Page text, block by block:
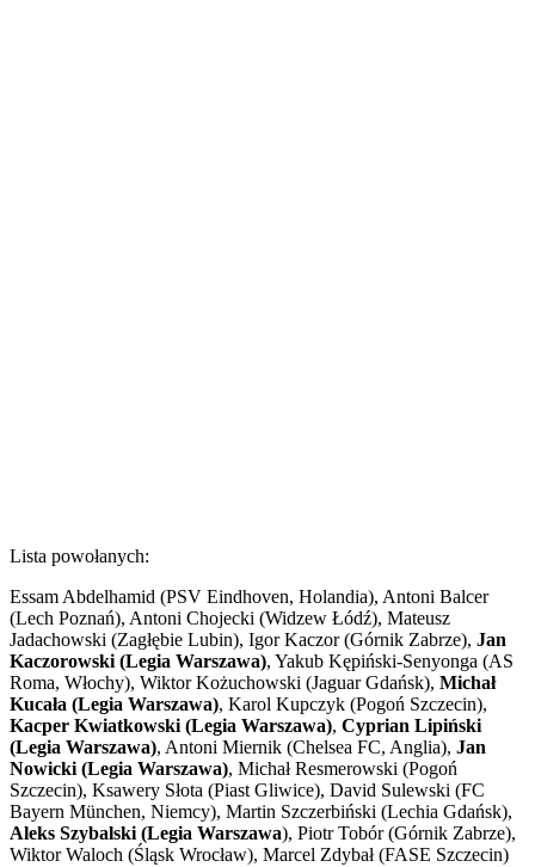
Lista powołanych:
Essam Abdelhamid (PSV Eindhoven, Holandia), Antoni Balcer
(Lech Poznań), Antoni Chojecki (Widzew Łódź), Mateusz
Jadachowski (Zagłębie Lubin), Igor Kaczor (Górnik Zabrze), Jan
Kaczorowski (Legia Warszawa), Yakub Kępiński-Senyonga (AS
Roma, Włochy), Wiktor Kożuchowski (Jaguar Gdańsk), Michał
Kucała (Legia Warszawa), Karol Kupczyk (Pogoń Szczecin),
Kacper Kwiatkowski (Legia Warszawa), Cyprian Lipiński
(Legia Warszawa), Antoni Miernik (Chelsea FC, Anglia), Jan
Nowicki (Legia Warszawa), Michał Resmerowski (Pogoń
Szczecin), Ksawery Słota (Piast Gliwice), David Sulewski (FC
Bayern München, Niemcy), Martin Szczerbiński (Lechia Gdańsk),
Aleks Szybalski (Legia Warszawa), Piotr Tobór (Górnik Zabrze),
Wiktor Waloch (Śląsk Wrocław), Marcel Zdybał (FASE Szczecin)